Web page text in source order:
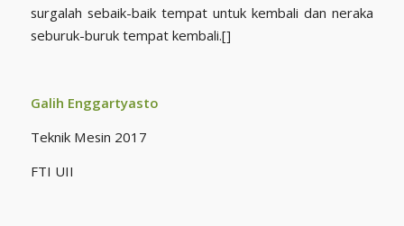
surgalah sebaik-baik tempat untuk kembali dan neraka
seburuk-buruk tempat kembali.[]
Galih Enggartyasto
Teknik Mesin 2017
FTI UII